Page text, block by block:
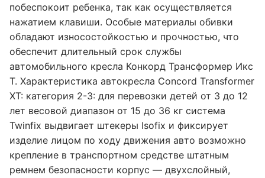
побеспокоит ребенка, так как осуществляется
нажатием клавиши. Особые материалы обивки
обладают износостойкостью и прочностью, что
обеспечит длительный срок службы
автомобильного кресла Конкорд Трансформер Икс
Т. Характеристика автокресла Concord Transformer
XT: категория 2-3: для перевозки детей от 3 до 12
лет весовой диапазон от 15 до 36 кг система
Twinfix выдвигает штекеры Isofix и фиксирует
изделие лицом по ходу движения авто возможно
крепление в транспортном средстве штатным
ремнем безопасности корпус — двухслойный,